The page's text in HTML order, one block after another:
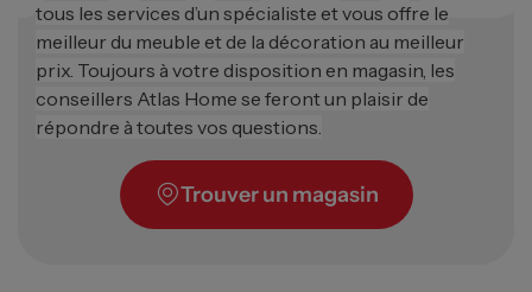
tous les services d’un spécialiste et vous offre le
meilleur du meuble et de la décoration au meilleur
prix. Toujours à votre disposition en magasin, les
conseillers Atlas Home se feront un plaisir de
répondre à toutes vos questions.
Trouver un magasin